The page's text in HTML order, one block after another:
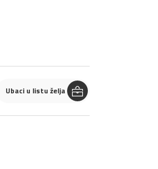
Ubaci u listu želja